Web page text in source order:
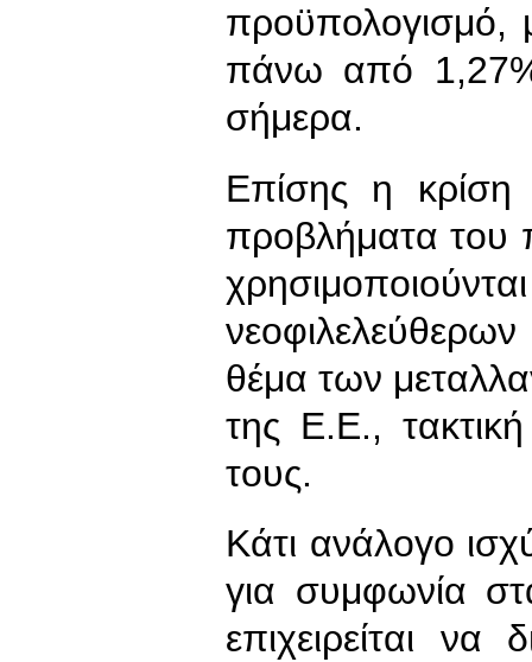
πάνω από
σήμερα.
Επίσης η κρίση
προβλήματα του
θέμα των
της Ε.Ε.,
τους.
Κάτι ανάλογο
για συμφωνία
επιχειρείται